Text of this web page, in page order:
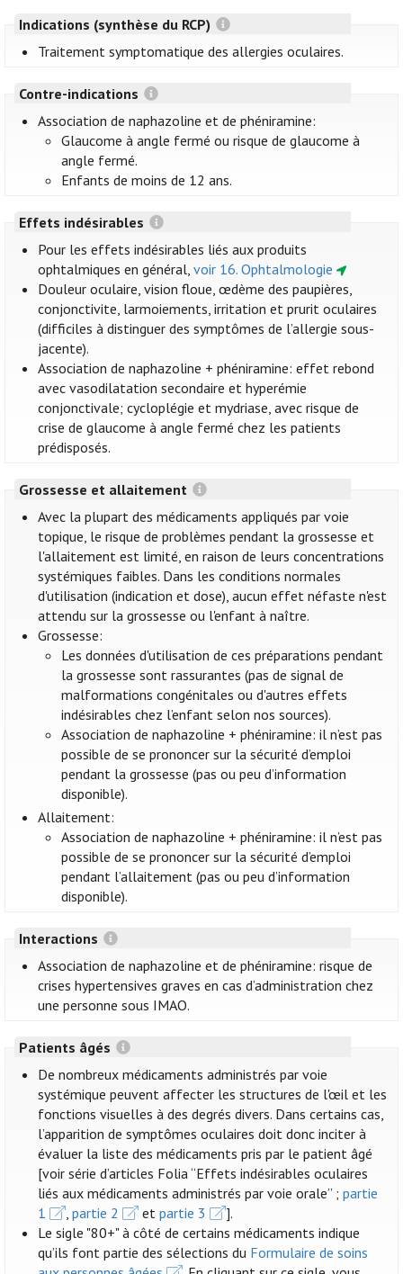
Indications (synthèse du RCP)
Traitement symptomatique des allergies oculaires.
Contre-indications
Association de naphazoline et de phéniramine:
Glaucome à angle fermé ou risque de glaucome à
angle fermé.
Enfants de moins de 12 ans.
Effets indésirables
Pour les effets indésirables liés aux produits
ophtalmiques en général,voir 16. Ophtalmologie
Douleur oculaire, vision floue, œdème des paupières,
conjonctivite, larmoiements, irritation et prurit oculaires
(difficiles à distinguer des symptômes de l’allergie sous-
jacente).
Association de naphazoline + phéniramine: effet rebond
avec vasodilatation secondaire et hyperémie
conjonctivale; cycloplégie et mydriase, avec risque de
crise de glaucome à angle fermé chez les patients
prédisposés.
Grossesse et allaitement
Avec la plupart des médicaments appliqués par voie
topique, le risque de problèmes pendant la grossesse et
l'allaitement est limité, en raison de leurs concentrations
systémiques faibles. Dans les conditions normales
d'utilisation (indication et dose), aucun effet néfaste n'est
attendu sur la grossesse ou l'enfant à naître.
Grossesse:
Les données d'utilisation de ces préparations pendant
la grossesse sont rassurantes (pas de signal de
malformations congénitales ou d'autres effets
indésirables chez l’enfant selon nos sources).
Association de naphazoline + phéniramine: il n’est pas
possible de se prononcer sur la sécurité d’emploi
pendant la grossesse (pas ou peu d’information
disponible).
Allaitement:
Association de naphazoline + phéniramine: il n’est pas
possible de se prononcer sur la sécurité d’emploi
pendant l’allaitement (pas ou peu d’information
disponible).
Interactions
Association de naphazoline et de phéniramine: risque de
crises hypertensives graves en cas d’administration chez
une personne sous IMAO.
Patients âgés
De nombreux médicaments administrés par voie
systémique peuvent affecter les structures de l'œil et les
fonctions visuelles à des degrés divers. Dans certains cas,
l’apparition de symptômes oculaires doit donc inciter à
évaluer la liste des médicaments pris par le patient âgé
[voir série d’articles Folia “Effets indésirables oculaires
liés aux médicaments administrés par voie orale” ;partie
1
,partie 2 etpartie 3
].
Le sigle "80+" à côté de certains médicaments indique
qu’ils font partie des sélections du Formulaire de soins